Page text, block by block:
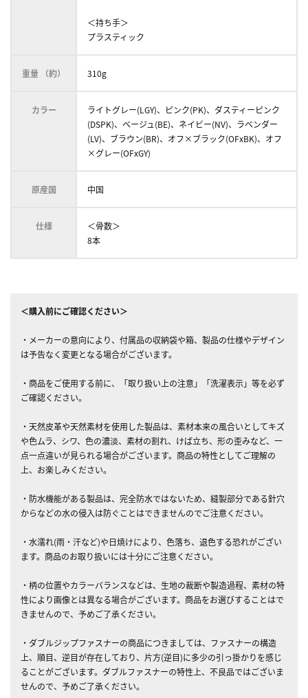
＜持ち手＞
プラスティック
重量 （約） 310g
カラー
ライトグレー(LGY)、ピンク(PK)、ダスティーピンク
(DSPK)、ベージュ(BE)、ネイビー(NV)、ラベンダー
(LV)、ブラウン(BR)、オフ×ブラック(OFxBK)、オフ
×グレー(OFxGY)
原産国 中国
仕様
＜骨数＞
8本
＜購入前にご確認ください＞
・メーカーの意向により、付属品の収納袋や箱、製品の仕様やデザイン
は予告なく変更となる場合がございます。
・商品をご使用する前に、「取り扱い上の注意」「洗濯表示」等を必ず
ご確認ください。
・天然皮革や天然素材を使用した製品は、素材本来の風合いとしてキズ
や色ムラ、シワ、色の濃淡、素材の割れ、けば立ち、形の歪みなど、一
点一点違いが見られる場合がございます。商品の特性としてご理解の
上、お楽しみください。
・防水機能がある製品は、完全防水ではないため、縫製部分である針穴
からなどの水の侵入は防ぐことはできませんのでご注意ください。
・水濡れ(雨・汗など)や日焼けにより、色落ち、退色する恐れがござい
ます。商品のお取り扱いには十分にご注意ください。
・柄の位置やカラーバランスなどは、生地の裁断や製造過程、素材の特
性により画像とは異なる場合がございます。商品をお選びすることはで
きませんので、予めご了承ください。
・ダブルジップファスナーの商品につきましては、ファスナーの構造
上、順目、逆目が存在しており、片方(逆目)に多少の引っ掛かりを感じ
ることがございます。ダブルファスナーの特性上、不良品ではございま
せんので、予めご了承ください。